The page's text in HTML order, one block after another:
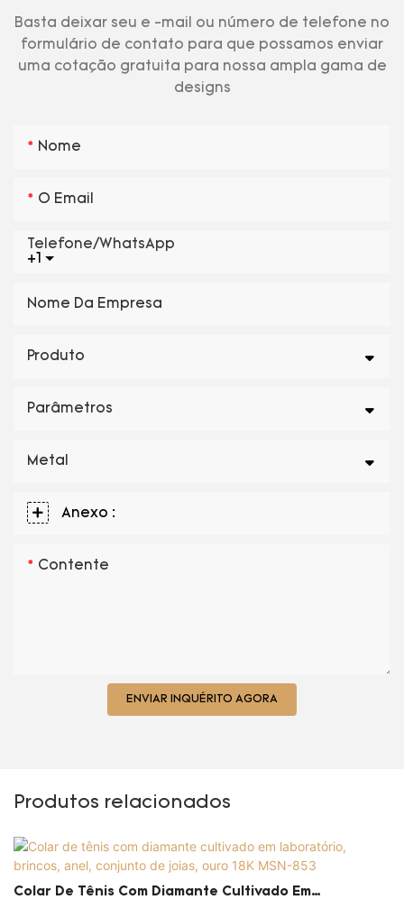
Basta deixar seu e -mail ou número de telefone no
formulário de contato para que possamos enviar
uma cotação gratuita para nossa ampla gama de
designs
Nome
O Email
+1
Telefone/WhatsApp
Nome Da Empresa
Produto
Parâmetros
Metal
Anexo :
Contente
ENVIAR INQUÉRITO AGORA
Produtos relacionados
Colar De Tênis Com Diamante Cultivado Em